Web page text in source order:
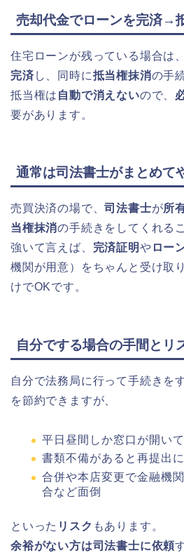
売却代金でローンを完済→
住宅ローンが残っている場合は、
完済 し、同時に抵当権抹消の手
抵当権は 自動で消えないので、
要があります。
通常は司法書士がまとめて
売買決済の場で、司法書士が所
当権抹消の手続きをしてくれる
強いて言えば、 完済証明や ロー
機関が用意）をちゃんと受け取
けでOKです。
自分でする場合の手間とリ
自分で法務局に行って手続きを
を節約できますが、
平日昼間しか窓口が開い
書類不備があると再提出
合併や本店変更で金融機
合など面倒
といった リスク もあります。
余裕がない方は司法書士に依頼